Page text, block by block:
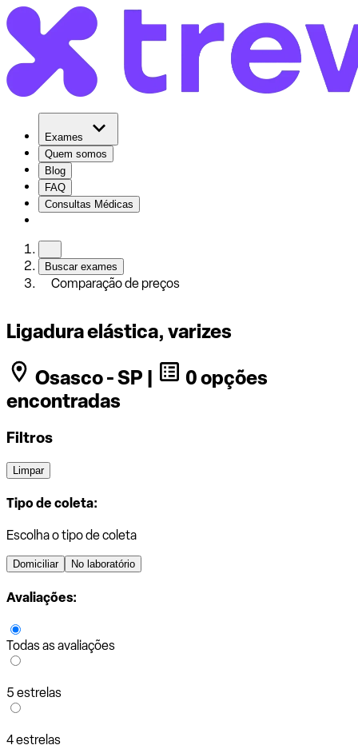
Exames
Quem somos
Blog
FAQ
Consultas Médicas
Buscar exames
Comparação de preços
Ligadura elástica, varizes
Osasco - SP |
0 opções
encontradas
Filtros
Limpar
Tipo de coleta:
Escolha o tipo de coleta
Domiciliar No laboratório
Avaliações:
Todas as avaliações
5 estrelas
4 estrelas